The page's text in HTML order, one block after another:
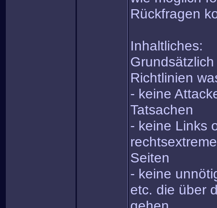
Rückfragen
Inhaltliches:
Richtlinien
- keine
Tatsachen
- keine Links
Seiten
- keine
etc. die über